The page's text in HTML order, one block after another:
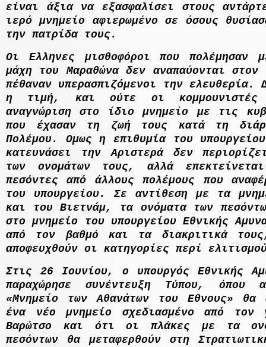
είναι άξια να εξασφαλίσει στους
ιερό µνηµείο αφιερωµένο σε όσους
την πατρίδα τους.
Οι Eλληνες µισθοφόροι που πολέµησαν
µάχη του Μαραθώνα δεν αναπαύονται
πέθαναν υπερασπιζόµενοι την ελευθερία.
η τιµή, και ούτε οι κοµµουνιστές
αναγνώριση στο ίδιο µνηµείο µε τις
που έχασαν τη ζωή τους κατά τη
Πολέµου. Oµως η επιθυµία του
κατευνάσει την Αριστερά δεν
των ονοµάτων τους, αλλά
πεσόντες από άλλους πολέµους που
του υπουργείου. Σε αντίθεση µε τα
και του Βιετνάµ, τα ονόµατα των
στο µνηµείο του υπουργείου ΕθνικήςA
από τον βαθµό και τα διακριτικά
αποφευχθούν οι κατηγορίες περί
Στις 26 Ιουνίου, ο υπουργός Εθνικής
παραχώρησε συνέντευξη Τύπου, όπου
«Μνηµείο των Αθανάτων του Εθνους» θα
ένα νέο µνηµείο σχεδιασµένο από τον
Βαρώτσο και ότι οι πλάκες µε τα
πεσόντων θα µεταφερθούν στη